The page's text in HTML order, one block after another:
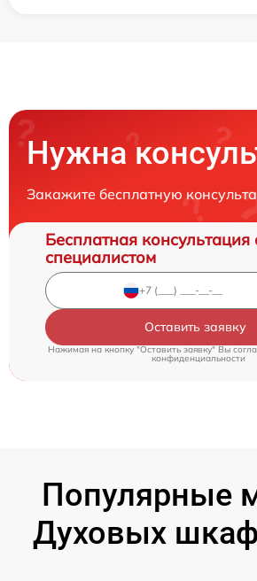
Нужна
Закажите бесплатную
Бесплатная консультация
специалистом
Оставить заявку
Нажимая на кнопку "Оставить заявку" Вы
конфиденциальности
Популярные
Духовых